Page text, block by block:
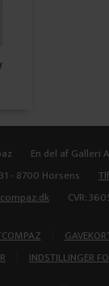
En del af Galleri
- 8700 Horsens
CVR:
INDSTILLINGER